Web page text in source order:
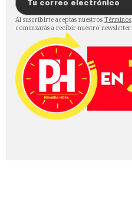
Al suscribirte aceptas nuestros Términos
comenzarás a recibir nuestro newsletter.